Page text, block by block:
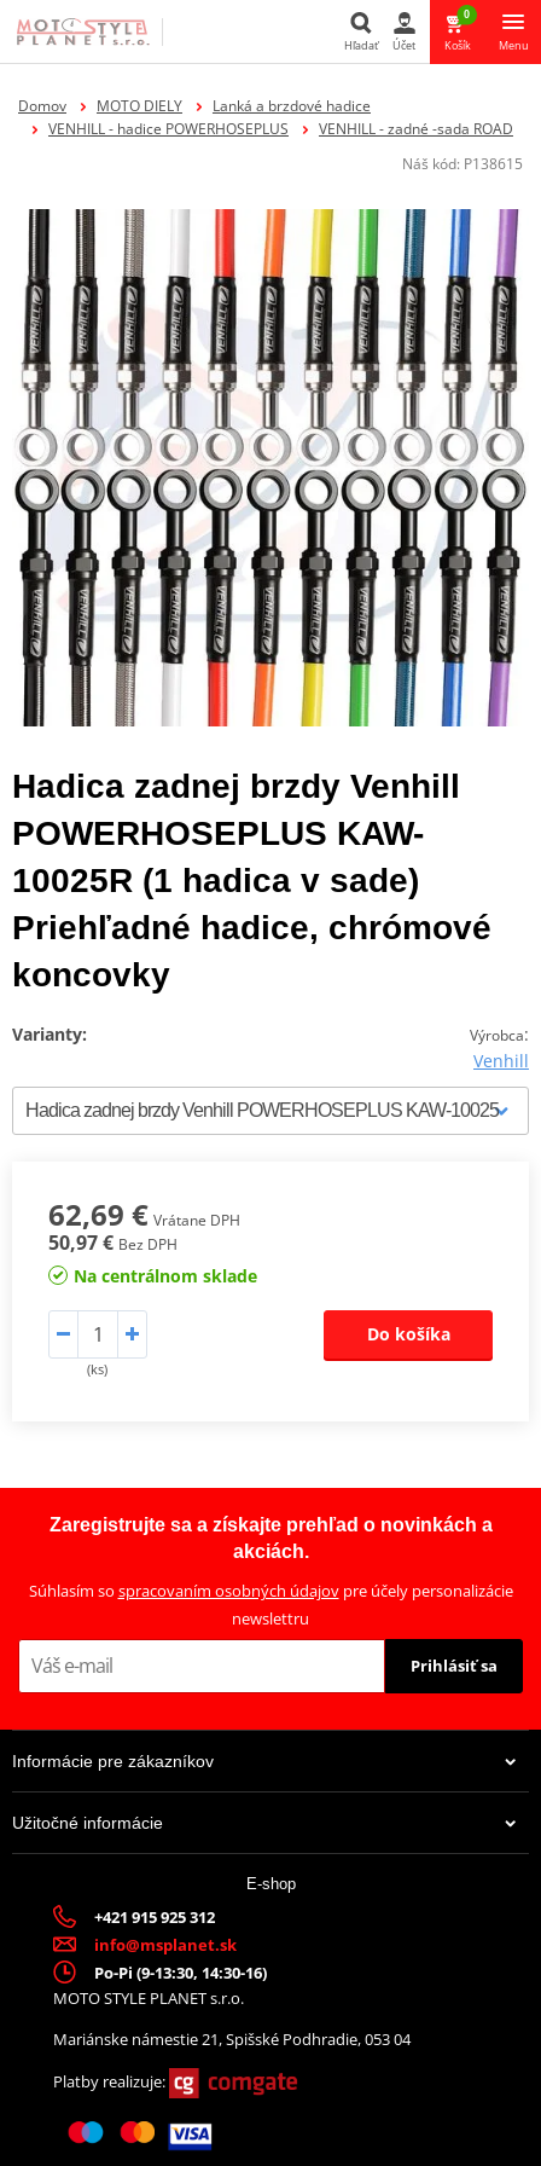
Hľadať Účet
0
Košík Menu
Domov MOTO DIELY
Lanká a brzdové hadice
VENHILL - hadice POWERHOSEPLUS
VENHILL - zadné -sada ROAD
Náš kód: P138615
Hadica zadnej brzdy Venhill
POWERHOSEPLUS KAW-
10025R (1 hadica v sade)
Priehľadné hadice, chrómové
koncovky
Výrobca:
Venhill
Varianty:
62,69 € Vrátane DPH
50,97 € Bez DPH
Na centrálnom sklade
(ks)
Do košíka
Zaregistrujte sa a získajte prehľad o novinkách a
akciách.
Súhlasím so spracovaním osobných údajovpre účely personalizácie
newslettru
Prihlásiť sa
Informácie pre zákazníkov
Užitočné informácie
E-shop
+421 915 925 312
info@msplanet.sk
Po-Pi (9-13:30, 14:30-16)
MOTO STYLE PLANET s.r.o.
Mariánske námestie 21, Spišské Podhradie, 053 04
Platby realizuje: